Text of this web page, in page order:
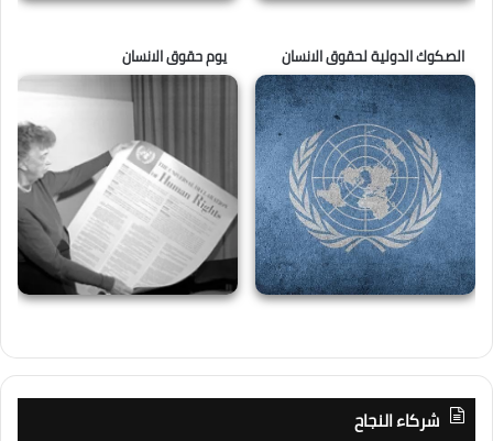
الصكوك الدولية لحقوق الانسان يوم حقوق الانسان
شركاء النجاح